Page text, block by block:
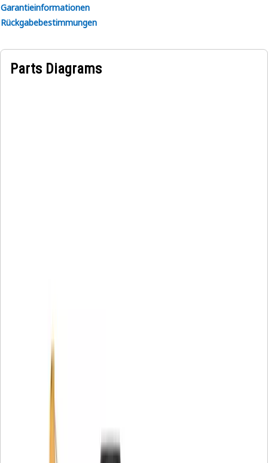
Garantieinformationen
Rückgabebestimmungen
Parts Diagrams